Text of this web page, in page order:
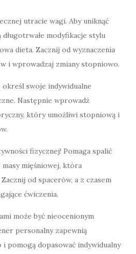
utracie wagi. Aby uniknąć
modyfikacje stylu
dieta. Zacznij od wyznaczenia
i wprowadzaj zmiany stopniowo.
określ swoje indywidualne
Następnie wprowadź
który umożliwi stopniową i
fizycznej! Pomaga spalić
mięśniowej, która
od spacerów, a z czasem
ćwiczenia.
może być nieocenionym
personalny zapewnią
pomogą dopasować indywidualny